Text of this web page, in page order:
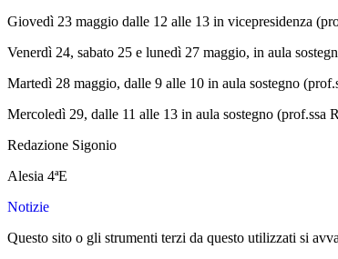
Giovedì 23 maggio dalle 12 alle 13 in vicepresidenza
Venerdì 24, sabato 25 e lunedì 27 maggio, in aula
Martedì 28 maggio, dalle 9 alle 10 in aula sostegno
Mercoledì 29, dalle 11 alle 13 in aula sostegno (prof.ssa
Redazione Sigonio
Alesia 4ªE
Notizie
Questo sito o gli strumenti terzi da questo utilizzati si